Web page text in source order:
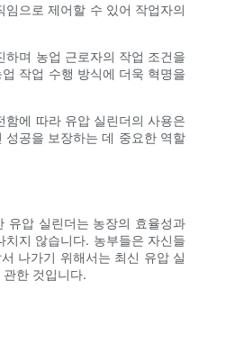
으로 제어할 수 있어 작업자의
며 농업 근로자의 작업 조건을
작업 수행 방식에 더욱 혁명을
에 따라 유압 실린더의 사용은
공을 보장하는 데 중요한 역할
유압 실린더는 농장의 효율성과
지 않습니다. 농부들은 자신들
나가기 위해서는 최신 유압 실
한 것입니다.